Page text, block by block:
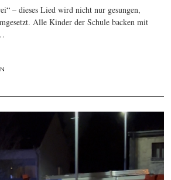
– dieses Lied wird nicht nur gesungen,
Alle Kinder der Schule backen mit